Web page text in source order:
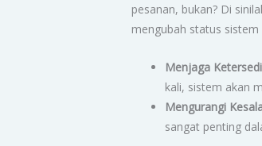
pesanan, bukan? Di
mengubah status sistem
Menjaga
kali, sistem akan
Mengurangi
sangat penting